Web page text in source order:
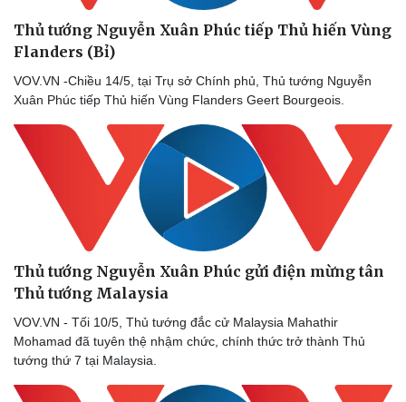
Thủ tướng Nguyễn Xuân Phúc tiếp Thủ hiến Vùng
Flanders (Bỉ)
VOV.VN -Chiều 14/5, tại Trụ sở Chính phủ, Thủ tướng Nguyễn
Xuân Phúc tiếp Thủ hiến Vùng Flanders Geert Bourgeois.
Thủ tướng Nguyễn Xuân Phúc gửi điện mừng tân
Thủ tướng Malaysia
VOV.VN - Tối 10/5, Thủ tướng đắc cử Malaysia Mahathir
Mohamad đã tuyên thệ nhậm chức, chính thức trở thành Thủ
tướng thứ 7 tại Malaysia.